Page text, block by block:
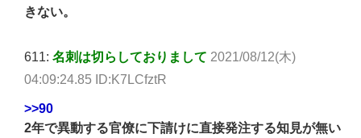
きない。
611: 名刺は切らしておりまして 2021/08/12(木)
04:09:24.85 ID:K7LCfztR
>>90
2年で異動する官僚に下請けに直接発注する知見が無い